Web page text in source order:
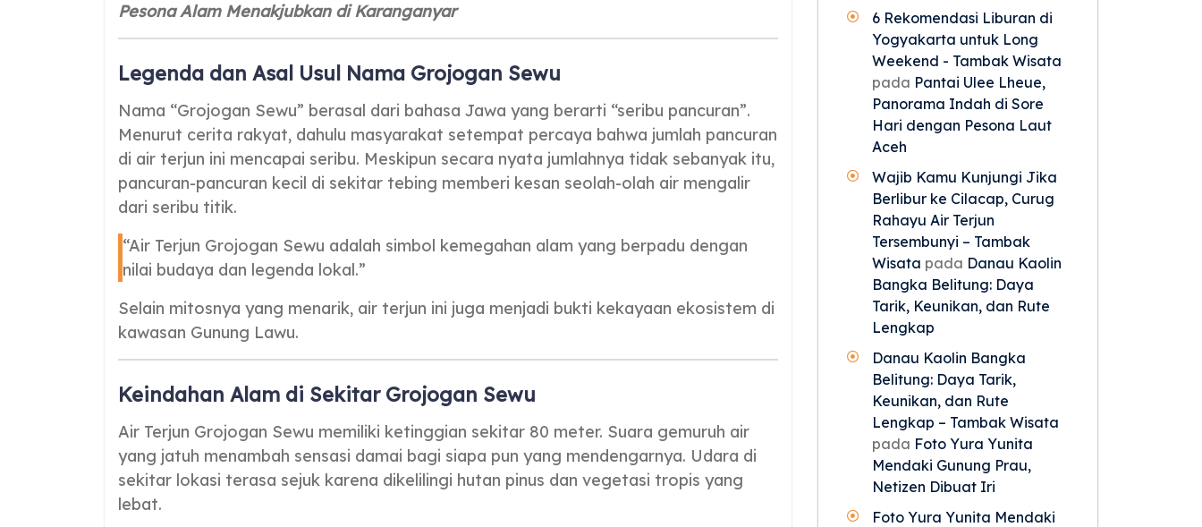
Pesona Alam Menakjubkan di Karanganyar
Legenda dan Asal Usul Nama Grojogan Sewu
Nama “Grojogan Sewu” berasal dari bahasa Jawa yang berarti “seribu pancuran”.
Menurut cerita rakyat, dahulu masyarakat setempat percaya bahwa jumlah pancuran
di air terjun ini mencapai seribu. Meskipun secara nyata jumlahnya tidak sebanyak itu,
pancuran-pancuran kecil di sekitar tebing memberi kesan seolah-olah air mengalir
dari seribu titik.
“Air Terjun Grojogan Sewu adalah simbol kemegahan alam yang berpadu dengan
nilai budaya dan legenda lokal.”
Selain mitosnya yang menarik, air terjun ini juga menjadi bukti kekayaan ekosistem di
kawasan Gunung Lawu.
Keindahan Alam di Sekitar Grojogan Sewu
Air Terjun Grojogan Sewu memiliki ketinggian sekitar 80 meter. Suara gemuruh air
yang jatuh menambah sensasi damai bagi siapa pun yang mendengarnya. Udara di
sekitar lokasi terasa sejuk karena dikelilingi hutan pinus dan vegetasi tropis yang
lebat.
6 Rekomendasi Liburan di
Yogyakarta untuk Long
Weekend - Tambak Wisata
pada Pantai Ulee Lheue,
Panorama Indah di Sore
Hari dengan Pesona Laut
Aceh
Wajib Kamu Kunjungi Jika
Berlibur ke Cilacap, Curug
Rahayu Air Terjun
Tersembunyi – Tambak
Wisata pada Danau Kaolin
Bangka Belitung: Daya
Tarik, Keunikan, dan Rute
Lengkap
Danau Kaolin Bangka
Belitung: Daya Tarik,
Keunikan, dan Rute
Lengkap – Tambak Wisata
pada Foto Yura Yunita
Mendaki Gunung Prau,
Netizen Dibuat Iri
Foto Yura Yunita Mendaki